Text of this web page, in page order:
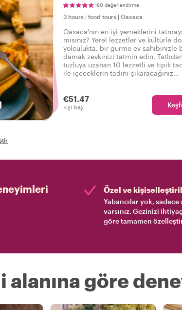
180 değerlendirme
3 hours | food tours | Oaxaca
Oaxaca'nın en iyi yemeklerini
mısınız? Yerel lezzetler ve kültürle
yolculukta, bir gurme ev sahibinizle
damak zevkinizi tatmin edin.
tuzluya uzanan 10 lezzetli ve tipik
ile içeceklerin tadını çıkaracağınız
€51.47
kişi başı
Özel ve
Yabancılar yok, sadece
varsınız. Gezinizi
göre tamamen
alanına göre